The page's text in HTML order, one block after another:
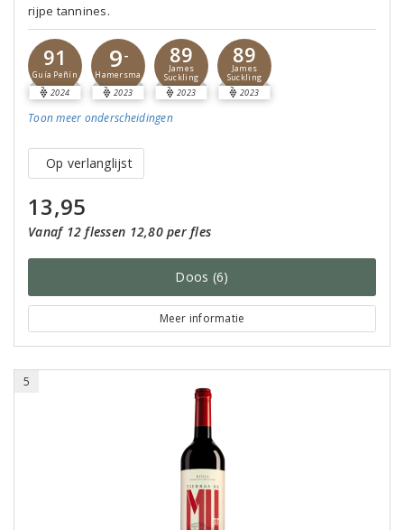
rijpe tannines.
91
Guía Peñín
2024
9-
Hamersma
2023
89
James
Suckling
2023
89
James
Suckling
2023
Toon meer onderscheidingen
Op verlanglijst
13,95
Vanaf 12 flessen 12,80 per fles
Doos (6)
Meer informatie
5